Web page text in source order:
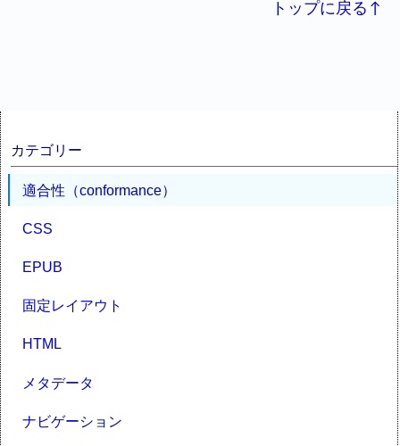
トップに戻る↑
カテゴリー
適合性（conformance）
CSS
EPUB
固定レイアウト
HTML
メタデータ
ナビゲーション